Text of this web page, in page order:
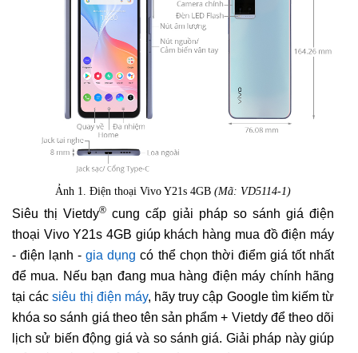
Ảnh 1. Điện thoại Vivo Y21s 4GB (Mã: VD5114-1)
Siêu thị Vietdy® cung cấp giải pháp so sánh giá điện
thoại Vivo Y21s 4GB giúp khách hàng mua đồ điện máy
- điện lạnh -gia dụng có thể chọn thời điểm giá tốt nhất
để mua. Nếu bạn đang mua hàng điện máy chính hãng
tại cácsiêu thị điện máy, hãy truy cập Google tìm kiếm từ
khóa so sánh giá theo tên sản phẩm + Vietdy để theo dõi
lịch sử biến động giá và so sánh giá. Giải pháp này giúp